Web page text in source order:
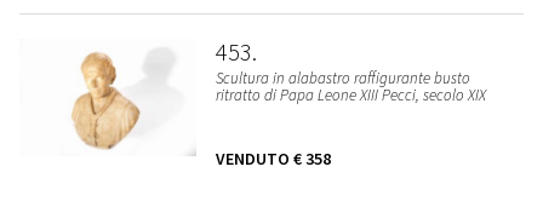
453
Scultura in alabastro raffigurante busto
ritratto di Papa Leone XIII Pecci, secolo XIX
VENDUTO € 358